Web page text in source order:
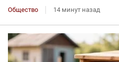
Общество 14 минут назад